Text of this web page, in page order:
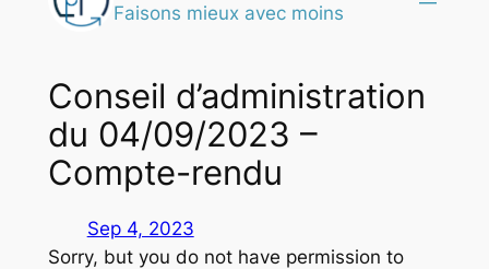
Faisons mieux avec moins
Conseil d’administration
du 04/09/2023 –
Compte-rendu
Sep 4, 2023
Sorry, but you do not have permission to